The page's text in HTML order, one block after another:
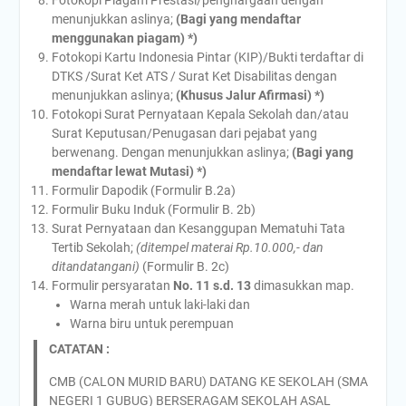
menunjukkan aslinya; (Bagi yang mendaftar
menggunakan piagam) *)
Fotokopi Kartu Indonesia Pintar (KIP)/Bukti terdaftar di
DTKS /Surat Ket ATS / Surat Ket Disabilitas dengan
menunjukkan aslinya; (Khusus Jalur Afirmasi) *)
Fotokopi Surat Pernyataan Kepala Sekolah dan/atau
Surat Keputusan/Penugasan dari pejabat yang
berwenang. Dengan menunjukkan aslinya; (Bagi yang
mendaftar lewat Mutasi) *)
Formulir Dapodik (Formulir B.2a)
Formulir Buku Induk (Formulir B. 2b)
Surat Pernyataan dan Kesanggupan Mematuhi Tata
Tertib Sekolah;(ditempel materai Rp.10.000,- dan
ditandatangani) (Formulir B. 2c)
Formulir persyaratan No. 11 s.d. 13dimasukkan map.
Warna merah untuk laki-laki dan
Warna biru untuk perempuan
CATATAN :
CMB (CALON MURID BARU) DATANG KE SEKOLAH (SMA
NEGERI 1 GUBUG) BERSERAGAM SEKOLAH ASAL